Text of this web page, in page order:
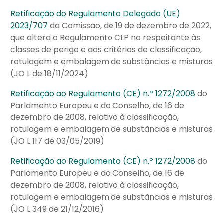
Retificação do Regulamento Delegado (UE)
2023/707 da Comissão, de 19 de dezembro de 2022,
que altera o Regulamento CLP no respeitante às
classes de perigo e aos critérios de classificação,
rotulagem e embalagem de substâncias e misturas
(JO L de 18/11/2024)
Retificação ao Regulamento (CE) n.º 1272/2008do
Parlamento Europeu e do Conselho, de 16 de
dezembro de 2008, relativo à classificação,
rotulagem e embalagem de substâncias e misturas
(JO L 117 de 03/05/2019)
Retificação ao Regulamento (CE) n.º 1272/2008do
Parlamento Europeu e do Conselho, de 16 de
dezembro de 2008, relativo à classificação,
rotulagem e embalagem de substâncias e misturas
(JO L 349 de 21/12/2016)